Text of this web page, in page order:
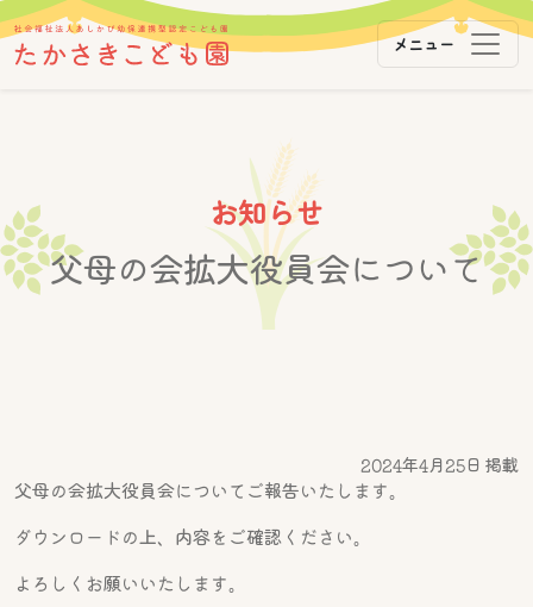
メインナビゲーション メニュー
お知らせ
父母の会拡大役員会について
2024年4月25日 掲載
父母の会拡大役員会についてご報告いたします。
ダウンロードの上、内容をご確認ください。
よろしくお願いいたします。